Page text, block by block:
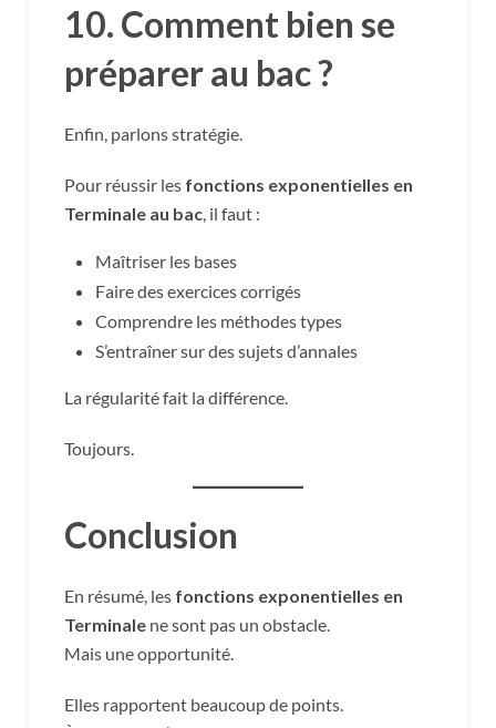
10. Comment bien se
préparer au bac ?
Enfin, parlons stratégie.
Pour réussir les fonctions exponentielles en
Terminale au bac , il faut :
Maîtriser les bases
Faire des exercices corrigés
Comprendre les méthodes types
S’entraîner sur des sujets d’annales
La régularité fait la différence.
Toujours.
Conclusion
En résumé, les fonctions exponentielles en
Terminale ne sont pas un obstacle.
Mais une opportunité.
Elles rapportent beaucoup de points.